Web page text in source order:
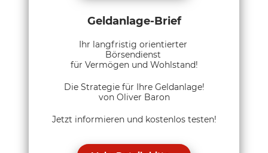
Geldanlage-Brief
Ihr langfristig orientierter
Börsendienst
für Vermögen und Wohlstand!
Die Strategie für Ihre Geldanlage!
von Oliver Baron
Jetzt informieren und kostenlos testen!